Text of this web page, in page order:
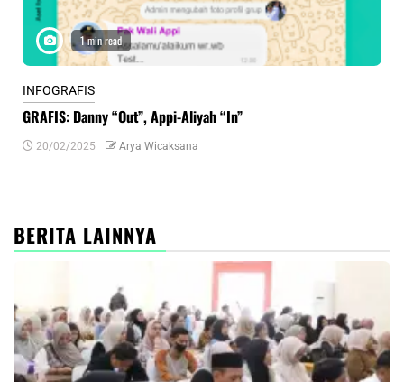
1 min read
INFOGRAFIS
GRAFIS: Danny “Out”, Appi-Aliyah “In”
20/02/2025 Arya Wicaksana
BERITA LAINNYA